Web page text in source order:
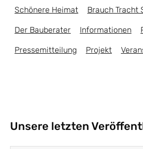
Schönere Heimat Brauch Tracht
Der Bauberater Informationen
Pressemitteilung Projekt
Unsere letzten